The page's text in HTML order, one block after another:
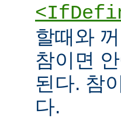
할때와
참이면
된다. 참
다.